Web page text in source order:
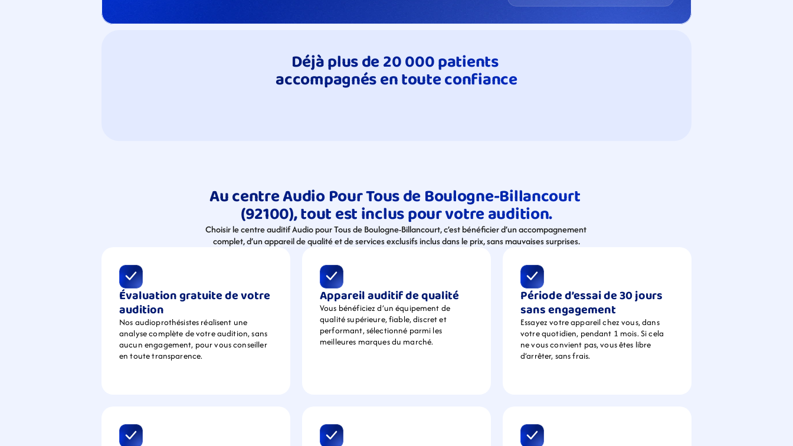
Déjà plus de 20 000 patients
accompagnés en toute confiance
Au centre Audio Pour Tous de Boulogne-Billancourt
(92100), tout est inclus pour votre audition.
Choisir le centre auditif Audio pour Tous de Boulogne-Billancourt, c’est bénéficier d’un accompagnement
complet, d’un appareil de qualité et de services exclusifs inclus dans le prix, sans mauvaises surprises.
Évaluation gratuite de votre
audition
Nos audioprothésistes réalisent une
analyse complète de votre audition, sans
aucun engagement, pour vous conseiller
en toute transparence.
Appareil auditif de qualité
Vous bénéficiez d’un équipement de
qualité supérieure, fiable, discret et
performant, sélectionné parmi les
meilleures marques du marché.
Période d’essai de 30 jours
sans engagement
Essayez votre appareil chez vous, dans
votre quotidien, pendant 1 mois. Si cela
ne vous convient pas, vous êtes libre
d’arrêter, sans frais.